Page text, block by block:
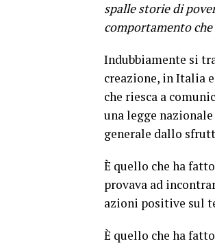
spalle storie di
comportamento che
Indubbiamente si
creazione, in Italia
che riesca a
una legge
generale dallo
È quello che ha
provava ad
azioni positive sul
È quello che ha